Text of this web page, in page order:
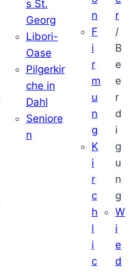
s St.
Georg
Libori-
Oase
Pilgerkir
che in
Dahl
Seniore
n
n
F
i
r
m
u
n
g
K
i
r
c
h
l
i
c
r
/
B
e
e
r
d
i
g
u
n
g
W
i
e
d